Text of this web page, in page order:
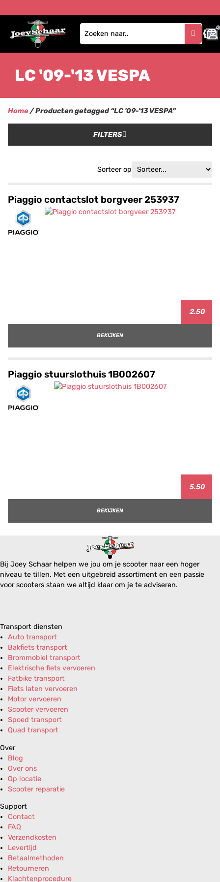
0
0
LC '09-'13 VESPA
Home/ Producten getagged “LC '09-'13 VESPA”
FILTERS
Sorteer op
Piaggio contactslot borgveer 253937
2.50
BEKIJKEN
Piaggio stuurslothuis 1B002607
5.50
BEKIJKEN
Bij Joey Schaar helpen we jou om je scooter naar een hoger
niveau te tillen. Met een uitgebreid assortiment en een passie
voor scooters staan we altijd klaar om je te adviseren.
Transport diensten
Auto transport
Bakfiets transport
Brommobiel transport
Elektrische fiets vervoeren
Fatbike transport
Fiets laten vervoeren
Motor vervoeren
Scooter vervoeren
Spoed transport
Quad transport
Over
Blog
Over ons
Op locatie
Scooter reparatie
Support
Contact
FAQ
Verzendkosten
Levertijd
Betaalmethoden
Retourneren
Klachtenprocedure